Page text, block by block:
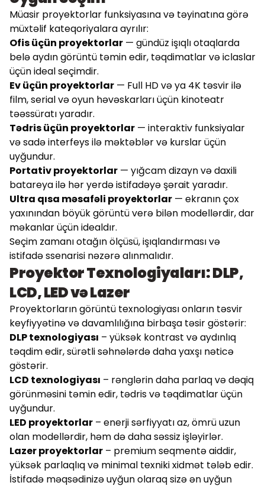
Müasir proyektorlar funksiyasına və təyinatına görə
müxtəlif kateqoriyalara ayrılır:
Ofis üçün proyektorlar — gündüz işıqlı otaqlarda
belə aydın görüntü təmin edir, təqdimatlar və iclaslar
üçün ideal seçimdir.
Ev üçün proyektorlar — Full HD və ya 4K təsvir ilə
film, serial və oyun həvəskarları üçün kinoteatr
təəssüratı yaradır.
Tədris üçün proyektorlar — interaktiv funksiyalar
və sadə interfeys ilə məktəblər və kurslar üçün
uyğundur.
Portativ proyektorlar — yığcam dizayn və daxili
batareya ilə hər yerdə istifadəyə şərait yaradır.
Ultra qısa məsafəli proyektorlar — ekranın çox
yaxınından böyük görüntü verə bilən modellərdir, dar
məkanlar üçün idealdır.
Seçim zamanı otağın ölçüsü, işıqlandırması və
istifadə ssenarisi nəzərə alınmalıdır.
Proyektor Texnologiyaları: DLP,
LCD, LED və Lazer
Proyektorların görüntü texnologiyası onların təsvir
keyfiyyətinə və davamlılığına birbaşa təsir göstərir:
DLP texnologiyası – yüksək kontrast və aydınlıq
təqdim edir, sürətli səhnələrdə daha yaxşı nəticə
göstərir.
LCD texnologiyası – rənglərin daha parlaq və dəqiq
görünməsini təmin edir, tədris və təqdimatlar üçün
uyğundur.
LED proyektorlar – enerji sərfiyyatı az, ömrü uzun
olan modellərdir, həm də daha səssiz işləyirlər.
Lazer proyektorlar – premium seqmentə aiddir,
yüksək parlaqlıq və minimal texniki xidmət tələb edir.
İstifadə məqsədinizə uyğun olaraq sizə ən uyğun